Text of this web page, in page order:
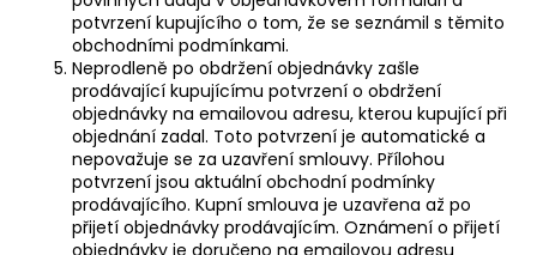
potvrzení kupujícího o tom, že se seznámil s těmito
obchodními podmínkami.
Neprodleně po obdržení objednávky zašle
prodávající kupujícímu potvrzení o obdržení
objednávky na emailovou adresu, kterou kupující při
objednání zadal. Toto potvrzení je automatické a
nepovažuje se za uzavření smlouvy. Přílohou
potvrzení jsou aktuální obchodní podmínky
prodávajícího. Kupní smlouva je uzavřena až po
přijetí objednávky prodávajícím. Oznámení o přijetí